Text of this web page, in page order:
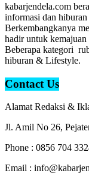
kabarjendela.com
informasi dan hiburan
Berkembangkanya
hadir untuk
Beberapa kategori
hiburan & Lifestyle.
Contact Us
Alamat Redaksi &
Jl. Amil No 26,
Phone : 0856 704
Email :